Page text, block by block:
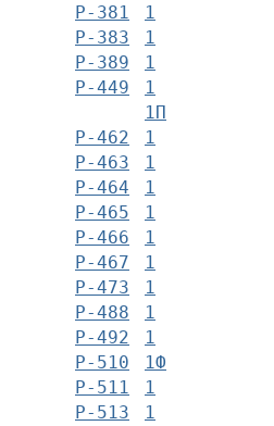
Р-381
1
Р-383
1
Р-389
1
Р-449
1
1П
Р-462
1
Р-463
1
Р-464
1
Р-465
1
Р-466
1
Р-467
1
Р-473
1
Р-488
1
Р-492
1
Р-510
1Ф
Р-511
1
Р-513
1